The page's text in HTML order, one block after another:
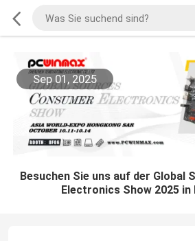
Sep 01, 2025
Besuchen Sie uns auf der Global
Electronics Show 2025 in